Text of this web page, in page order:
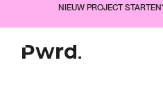
NIEUW PROJECT